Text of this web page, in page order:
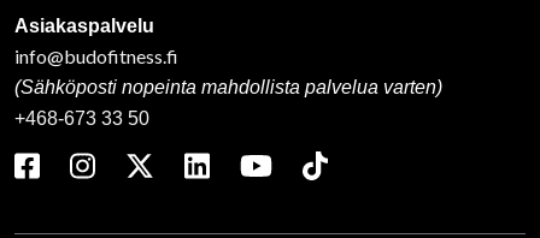
Asiakaspalvelu
info@budofitness.fi
(Sähköposti nopeinta mahdollista palvelua varten)
+468-673 33 50